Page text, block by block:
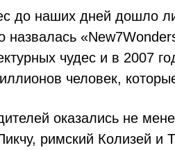
до наших дней дошло
назвалась
чудес и в 2007
человек,
оказались не
римский Колизей и